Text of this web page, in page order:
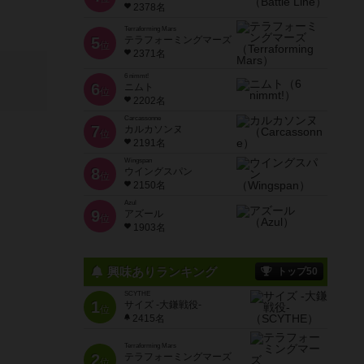
2378名
5 位
Terraforming Mars
テラフォーミングマーズ
2371名
6 位
ニムト
2202名
7 位
Carcassonne
カルカソンヌ
2191名
8 位
Wingspan
ウイングスパン
2150名
9 位
Azul
アズール
1903名
興味ありランキング トップ50
1位
SCYTHE
サイズ -大鎌戦役-
2415名
2
Terraforming Mars
テラフォーミングマーズ